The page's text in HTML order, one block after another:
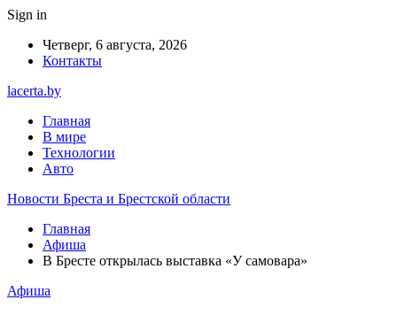
Sign in
Четверг, 6 августа, 2026
Контакты
lacerta.by
Главная
В мире
Технологии
Авто
Новости Бреста и Брестской области
Главная
Афиша
В Бресте открылась выставка «У самовара»
Афиша